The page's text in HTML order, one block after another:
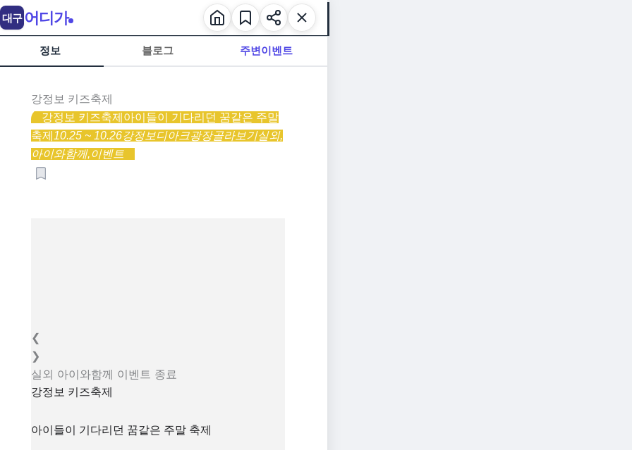
정보 블로그 주변이벤트
강정보 키즈축제
강정보 키즈축제 아이들이 기다리던 꿈같은 주말
축제 10.25 ~ 10.26강정보디아크광장골라보기실외,
아이와함께,이벤트
❮
❯
실외 아이와함께 이벤트 종료
강정보 키즈축제
아이들이 기다리던 꿈같은 주말 축제
대구 어디가